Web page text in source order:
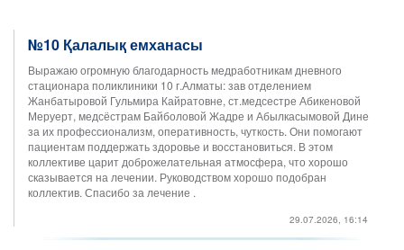
№10 Қалалық емханасы
Выражаю огромную благодарность медработникам дневного
стационара поликлиники 10 г.Алматы: зав отделением
Жанбатыровой Гульмира Кайратовне, ст.медсестре Абикеновой
Меруерт, медсёстрам Байболовой Жадре и Абылкасымовой Дине
за их профессионализм, оперативность, чуткость. Они помогают
пациентам поддержать здоровье и восстановиться. В этом
коллективе царит доброжелательная атмосфера, что хорошо
сказывается на лечении. Руководством хорошо подобран
коллектив. Спасибо за лечение .
29.07.2026, 16:14